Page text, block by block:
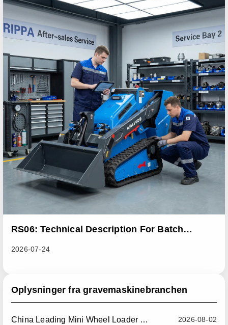
RS06: Technical Description For Batch
2026-07-24
Oplysninger fra gravemaskinebranchen
2026-08-02
China Leading Mini Wheel Loader Supplier: Reliable Compact Wheel Loaders For Global Markets